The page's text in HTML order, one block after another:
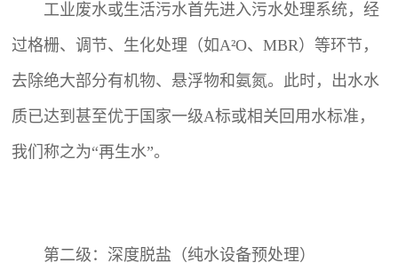
工业废水或生活污水首先进入污水处理系统，经
过格栅、调节、生化处理（如A²O、MBR）等环节，
去除绝大部分有机物、悬浮物和氨氮。此时，出水水
质已达到甚至优于国家一级A标或相关回用水标准，
我们称之为“再生水”。
第二级：深度脱盐（纯水设备预处理）